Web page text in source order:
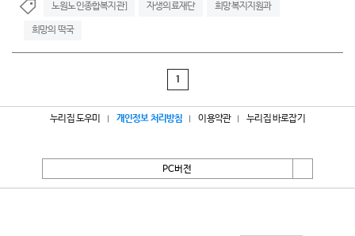
노원노인종합복지관] 자생의료재단 희망복지지원과
희망의 떡국
1
누리집 도우미 개인정보 처리방침 이용약관 누리집 바로잡기
PC버전